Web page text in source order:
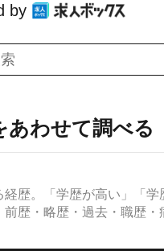
by
あわせて調べる
経歴。「学歴が高い」「学
前歴・略歴・過去・職歴・